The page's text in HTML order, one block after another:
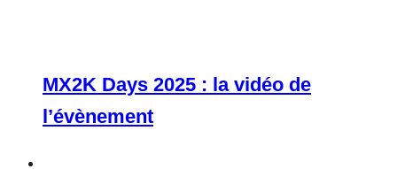
MX2K Days 2025 : la vidéo de
l’évènement